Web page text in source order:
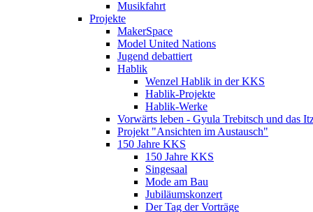
Musikfahrt
Projekte
MakerSpace
Model United Nations
Jugend debattiert
Hablik
Wenzel Hablik in der KKS
Hablik-Projekte
Hablik-Werke
Vorwärts leben - Gyula Trebitsch und das
Projekt "Ansichten im Austausch"
150 Jahre KKS
150 Jahre KKS
Singesaal
Mode am Bau
Jubiläumskonzert
Der Tag der Vorträge